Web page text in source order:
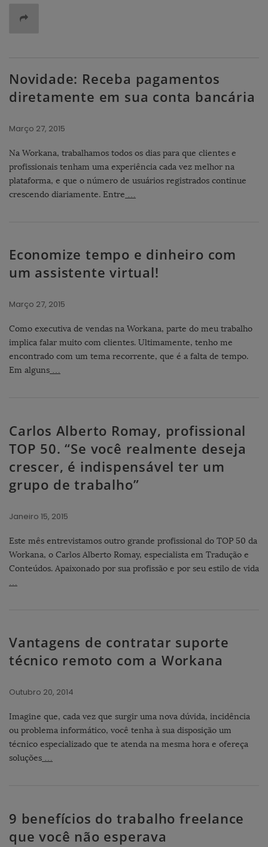
Novidade: Receba pagamentos
diretamente em sua conta bancária
Março 27, 2015
Na Workana, trabalhamos todos os dias para que clientes e
profissionais tenham uma experiência cada vez melhor na
plataforma, e que o número de usuários registrados continue
crescendo diariamente. Entre …
Economize tempo e dinheiro com
um assistente virtual!
Março 27, 2015
Como executiva de vendas na Workana, parte do meu trabalho
implica falar muito com clientes. Ultimamente, tenho me
encontrado com um tema recorrente, que é a falta de tempo.
Em alguns …
Carlos Alberto Romay, profissional
TOP 50. “Se você realmente deseja
crescer, é indispensável ter um
grupo de trabalho”
Janeiro 15, 2015
Este mês entrevistamos outro grande profissional do TOP 50 da
Workana, o Carlos Alberto Romay, especialista em Tradução e
Conteúdos. Apaixonado por sua profissão e por seu estilo de vida
…
Vantagens de contratar suporte
técnico remoto com a Workana
Outubro 20, 2014
Imagine que, cada vez que surgir uma nova dúvida, incidência
ou problema informático, você tenha à sua disposição um
técnico especializado que te atenda na mesma hora e ofereça
soluções …
9 benefícios do trabalho freelance
que você não esperava